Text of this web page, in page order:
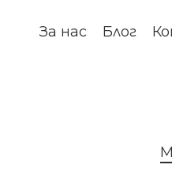
За нас Блог